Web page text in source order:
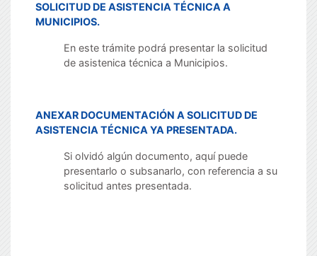
SOLICITUD DE ASISTENCIA TÉCNICA A
MUNICIPIOS.
En este trámite podrá presentar la solicitud
de asistenica técnica a Municipios.
ANEXAR DOCUMENTACIÓN A SOLICITUD DE
ASISTENCIA TÉCNICA YA PRESENTADA.
Si olvidó algún documento, aquí puede
presentarlo o subsanarlo, con referencia a su
solicitud antes presentada.